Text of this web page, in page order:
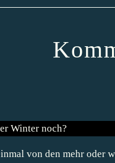
von den mehr oder